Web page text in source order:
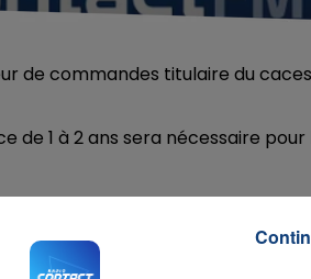
de commandes titulaire du caces
de 1 à 2 ans sera nécessaire pour
au 03 44 36 50 60 ou par mail à